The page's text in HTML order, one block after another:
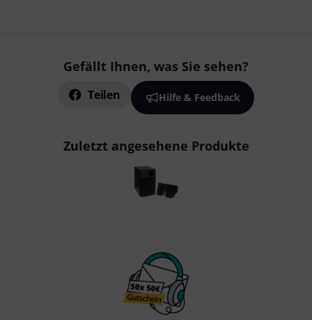
Gefällt Ihnen, was Sie sehen?
Teilen Hilfe & Feedback
Zuletzt angesehene Produkte